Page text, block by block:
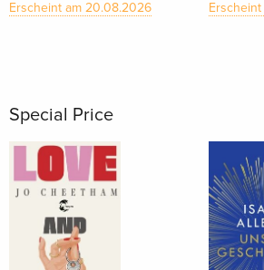
Erscheint am 20.08.2026
Special Price